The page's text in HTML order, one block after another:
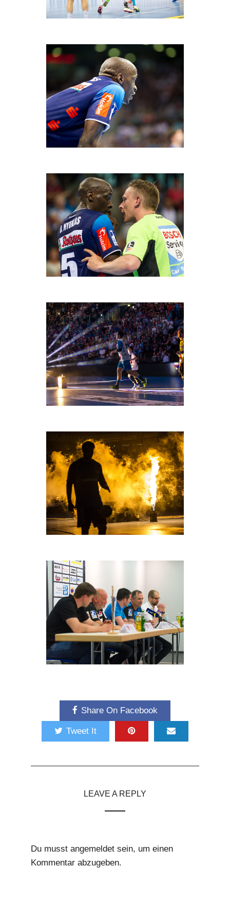
Share On Facebook
Tweet It
LEAVE A REPLY
Du musst angemeldet sein, um einen
Kommentar abzugeben.